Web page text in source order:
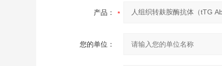
产品：
您的单位：